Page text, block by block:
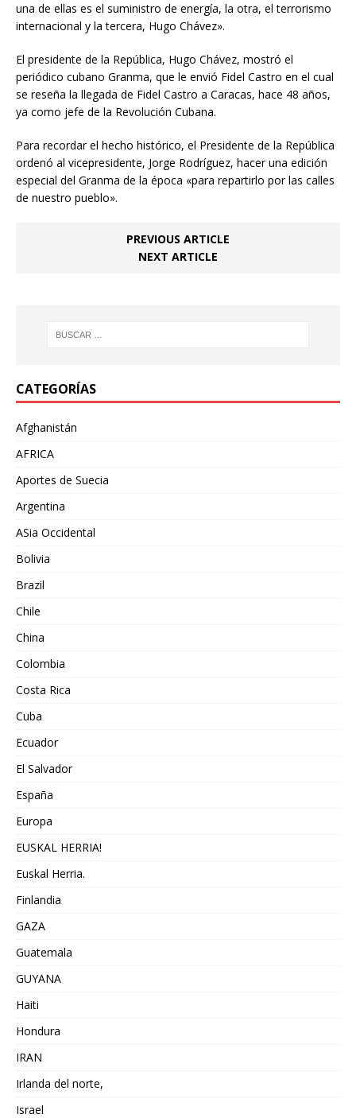
una de ellas es el suministro de energía, la otra, el terrorismo
internacional y la tercera, Hugo Chávez».
El presidente de la República, Hugo Chávez, mostró el
periódico cubano Granma, que le envió Fidel Castro en el cual
se reseña la llegada de Fidel Castro a Caracas, hace 48 años,
ya como jefe de la Revolución Cubana.
Para recordar el hecho histórico, el Presidente de la República
ordenó al vicepresidente, Jorge Rodríguez, hacer una edición
especial del Granma de la época «para repartirlo por las calles
de nuestro pueblo».
PREVIOUS ARTICLE
NEXT ARTICLE
CATEGORÍAS
Afghanistán
AFRICA
Aportes de Suecia
Argentina
ASia Occidental
Bolivia
Brazil
Chile
China
Colombia
Costa Rica
Cuba
Ecuador
El Salvador
España
Europa
EUSKAL HERRIA!
Euskal Herria.
Finlandia
GAZA
Guatemala
GUYANA
Haiti
Hondura
IRAN
Irlanda del norte,
Israel